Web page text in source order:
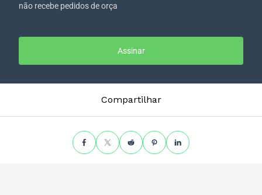
não recebe pedidos de orça
Assinar
Compartilhar